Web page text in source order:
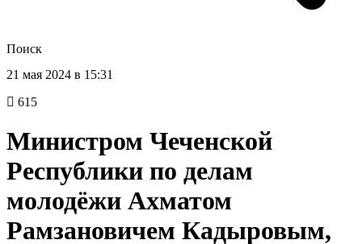
Поиск
21 мая 2024 в 15:31
615
Министром Чеченской
Республики по делам
молодёжи Ахматом
Рамзановичем Кадыровым,